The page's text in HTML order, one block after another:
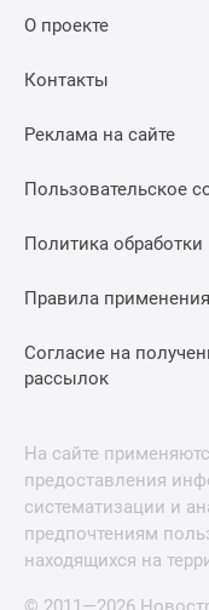
О проекте
Контакты
Реклама на сайте
Пользовательское
Политика
Правила
Согласие на
рассылок
На сайте
предоставления
систематизации и
предпочтениям
находящихся на